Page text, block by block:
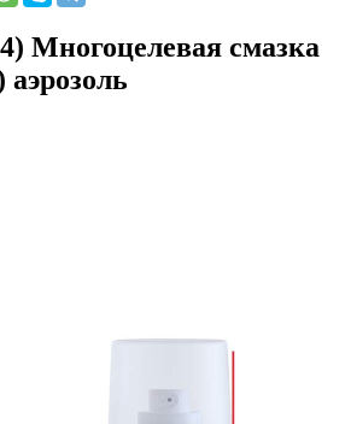
Многоцелевая смазка